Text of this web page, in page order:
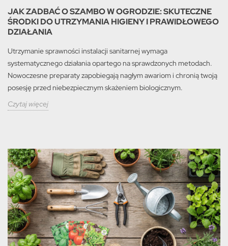
JAK ZADBAĆ O SZAMBO W OGRODZIE: SKUTECZNE
ŚRODKI DO UTRZYMANIA HIGIENY I PRAWIDŁOWEGO
DZIAŁANIA
Utrzymanie sprawności instalacji sanitarnej wymaga
systematycznego działania opartego na sprawdzonych metodach.
Nowoczesne preparaty zapobiegają nagłym awariom i chronią twoją
posesję przed niebezpiecznym skażeniem biologicznym.
Czytaj więcej